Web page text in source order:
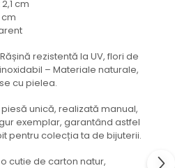
pâine
cm
cm
Rășină rezistentă la UV, flori de
– Materiale naturale,
cu pielea.
piesă unică, realizată manual,
exemplar, garantând astfel
pentru colecția ta de bijuterii.
cutie de carton natur,